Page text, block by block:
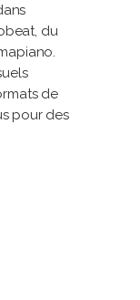
du
de
pour des